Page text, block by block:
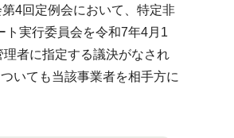
4回定例会において、特定非
ト実行委員会を令和7年4月1
者に指定する議決がなされ
いても当該事業者を相手方に